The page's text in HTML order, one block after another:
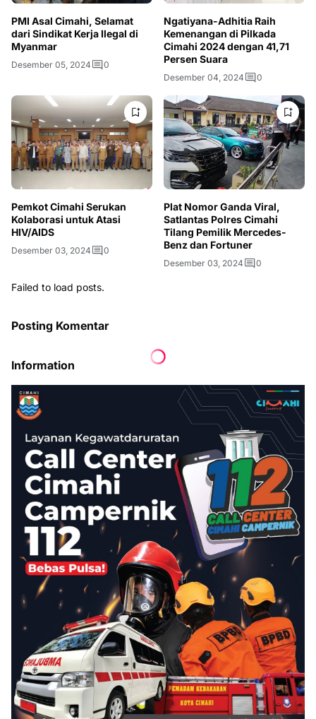
PMI Asal Cimahi, Selamat
dari Sindikat Kerja Ilegal di
Myanmar
Desember 05, 2024 0
Ngatiyana-Adhitia Raih
Kemenangan di Pilkada
Cimahi 2024 dengan 41,71
Persen Suara
Desember 04, 2024 0
Pemkot Cimahi Serukan
Kolaborasi untuk Atasi
HIV/AIDS
Desember 03, 2024 0
Plat Nomor Ganda Viral,
Satlantas Polres Cimahi
Tilang Pemilik Mercedes-
Benz dan Fortuner
Desember 03, 2024 0
Failed to load posts.
Posting Komentar
Information